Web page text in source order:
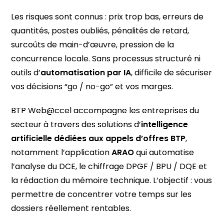
Les risques sont connus : prix trop bas, erreurs de
quantités, postes oubliés, pénalités de retard,
surcoûts de main-d’œuvre, pression de la
concurrence locale. Sans processus structuré ni
outils d’automatisation par IA, difficile de sécuriser
vos décisions “go / no-go” et vos marges.
BTP Web@ccel accompagne les entreprises du
secteur à travers des solutions d’intelligence
artificielle dédiées aux appels d’offres BTP,
notamment l’applicationARAOqui automatise
l’analyse du DCE, le chiffrage DPGF / BPU / DQE et
la rédaction du mémoire technique. L’objectif : vous
permettre de concentrer votre temps sur les
dossiers réellement rentables.